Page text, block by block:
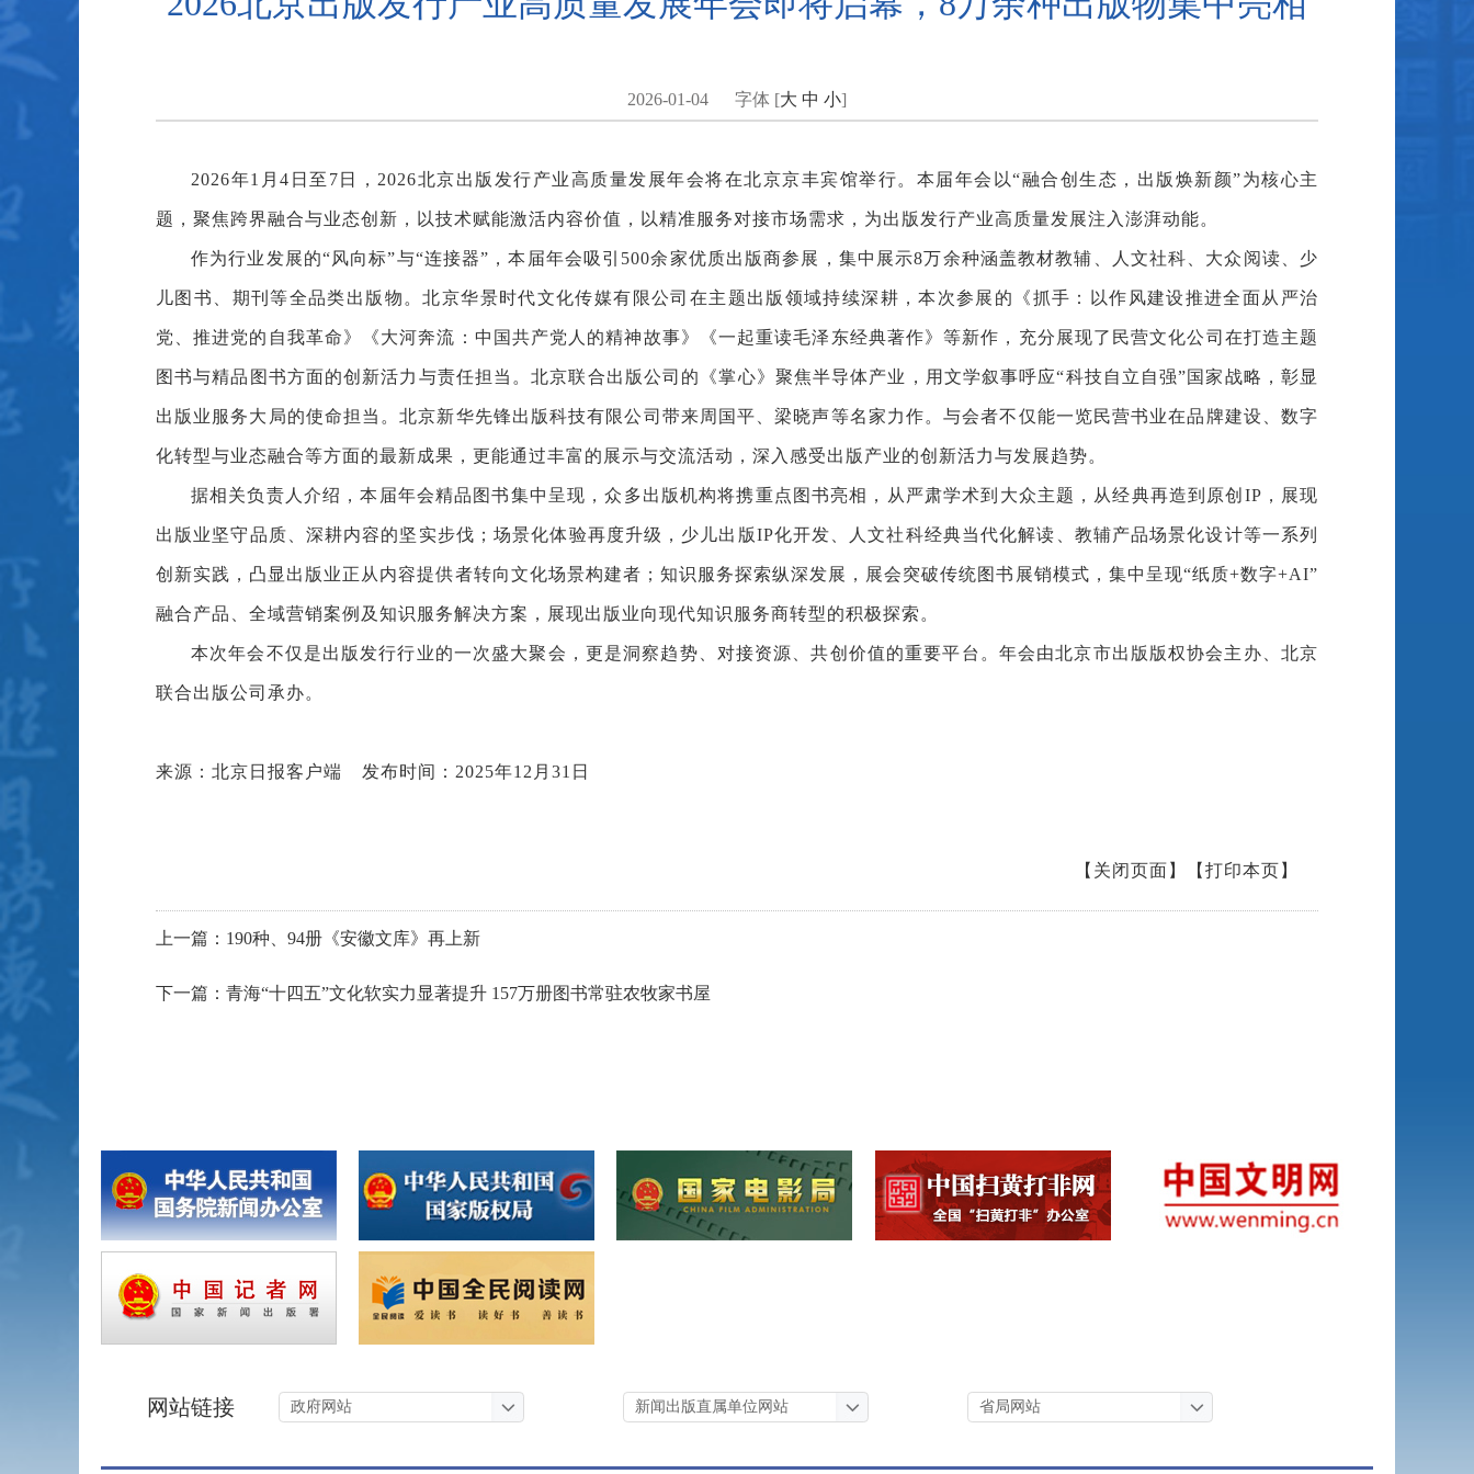
2026-01-04 字体 [大 中 小]
2026年1月4日至7日，2026北京出版发行产业高质量发展年会将在北京京丰宾馆举行。本届年会以“融合创生态，出版焕新颜”为核心主
题，聚焦跨界融合与业态创新，以技术赋能激活内容价值，以精准服务对接市场需求，为出版发行产业高质量发展注入澎湃动能。
作为行业发展的“风向标”与“连接器”，本届年会吸引500余家优质出版商参展，集中展示8万余种涵盖教材教辅、人文社科、大众阅读、少
儿图书、期刊等全品类出版物。北京华景时代文化传媒有限公司在主题出版领域持续深耕，本次参展的《抓手：以作风建设推进全面从严治
党、推进党的自我革命》《大河奔流：中国共产党人的精神故事》《一起重读毛泽东经典著作》等新作，充分展现了民营文化公司在打造主题
图书与精品图书方面的创新活力与责任担当。北京联合出版公司的《掌心》聚焦半导体产业，用文学叙事呼应“科技自立自强”国家战略，彰显
出版业服务大局的使命担当。北京新华先锋出版科技有限公司带来周国平、梁晓声等名家力作。与会者不仅能一览民营书业在品牌建设、数字
化转型与业态融合等方面的最新成果，更能通过丰富的展示与交流活动，深入感受出版产业的创新活力与发展趋势。
据相关负责人介绍，本届年会精品图书集中呈现，众多出版机构将携重点图书亮相，从严肃学术到大众主题，从经典再造到原创IP，展现
出版业坚守品质、深耕内容的坚实步伐；场景化体验再度升级，少儿出版IP化开发、人文社科经典当代化解读、教辅产品场景化设计等一系列
创新实践，凸显出版业正从内容提供者转向文化场景构建者；知识服务探索纵深发展，展会突破传统图书展销模式，集中呈现“纸质+数字+AI”
融合产品、全域营销案例及知识服务解决方案，展现出版业向现代知识服务商转型的积极探索。
本次年会不仅是出版发行行业的一次盛大聚会，更是洞察趋势、对接资源、共创价值的重要平台。年会由北京市出版版权协会主办、北京
联合出版公司承办。
来源：北京日报客户端 发布时间：2025年12月31日
【打印本页】
【关闭页面】
上一篇：190种、94册《安徽文库》再上新
下一篇：青海“十四五”文化软实力显著提升 157万册图书常驻农牧家书屋
网站链接